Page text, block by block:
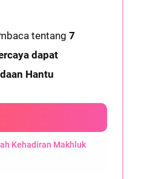
tentang 7
dapat
Hantu
Kehadiran Makhluk